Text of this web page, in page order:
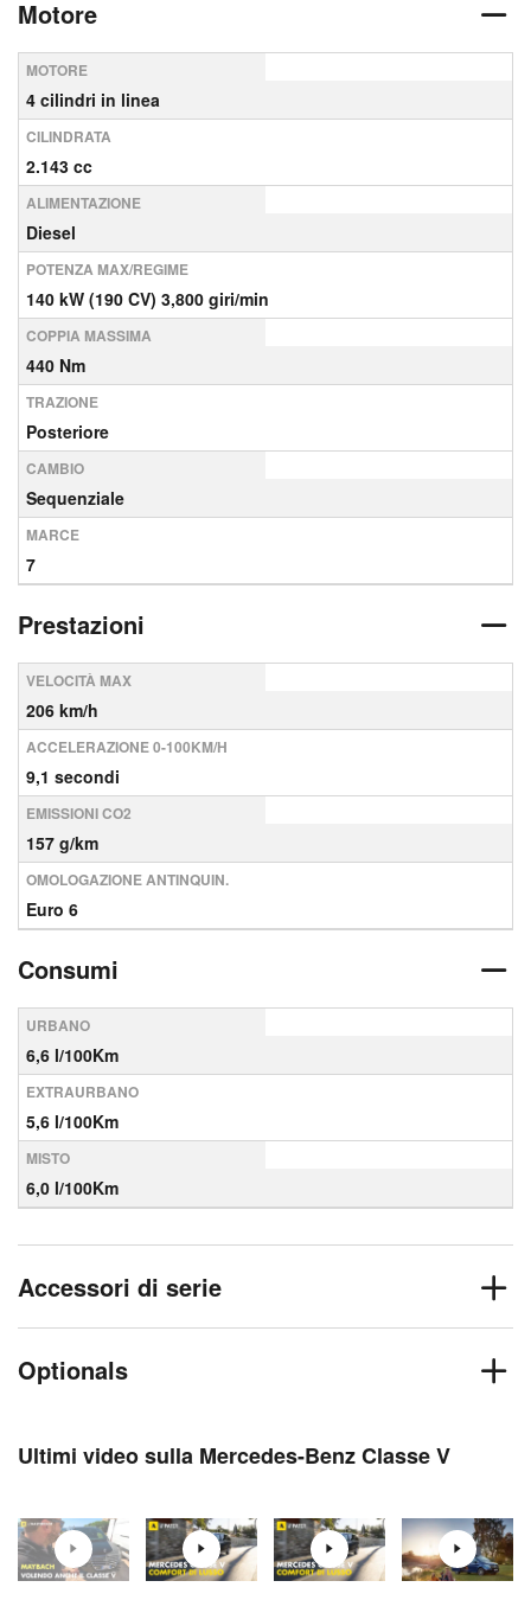
Motore
MOTORE
4 cilindri in linea
CILINDRATA
2.143 cc
ALIMENTAZIONE
Diesel
POTENZA MAX/REGIME
140 kW (190 CV) 3,800 giri/min
COPPIA MASSIMA
440 Nm
TRAZIONE
Posteriore
CAMBIO
Sequenziale
MARCE
7
Prestazioni
VELOCITÀ MAX
206 km/h
ACCELERAZIONE 0-100KM/H
9,1 secondi
EMISSIONI CO2
157 g/km
OMOLOGAZIONE ANTINQUIN.
Euro 6
Consumi
URBANO
6,6 l/100Km
EXTRAURBANO
5,6 l/100Km
MISTO
6,0 l/100Km
Accessori di serie
Optionals
Ultimi video sulla Mercedes-Benz Classe V